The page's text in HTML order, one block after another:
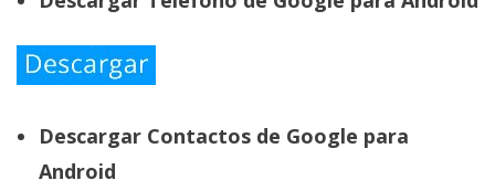
Descargar Contactos de Google para
Android